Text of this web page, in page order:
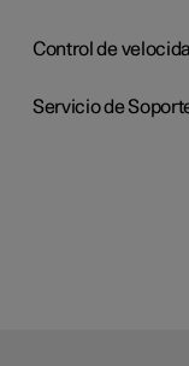
Control de
Servicio de